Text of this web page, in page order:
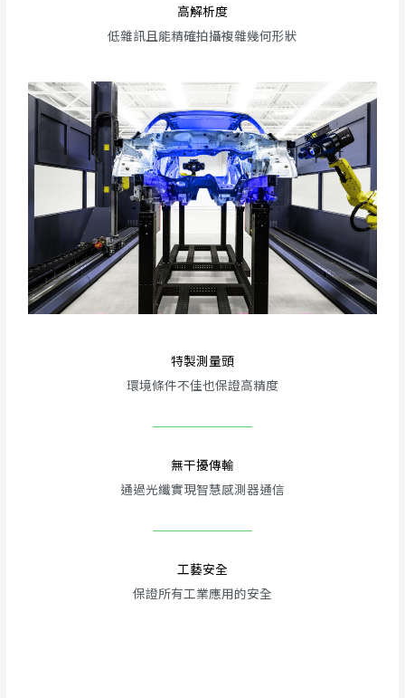
高解析度
低雜訊且能精確拍攝複雜幾何形狀
特製測量頭
環境條件不佳也保證高精度
無干擾傳輸
通過光纖實現智慧感測器通信
工藝安全
保證所有工業應用的安全